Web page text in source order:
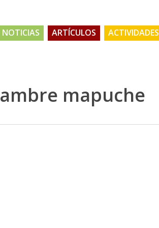
NOTICIAS ARTÍCULOS ACTIVIDADES
mapuche